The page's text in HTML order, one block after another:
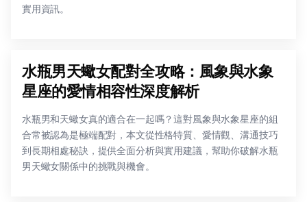
實用資訊。
水瓶男天蠍女配對全攻略：風象與水象
星座的愛情相容性深度解析
水瓶男和天蠍女真的適合在一起嗎？這對風象與水象星座的組
合常被認為是極端配對，本文從性格特質、愛情觀、溝通技巧
到長期相處秘訣，提供全面分析與實用建議，幫助你破解水瓶
男天蠍女關係中的挑戰與機會。